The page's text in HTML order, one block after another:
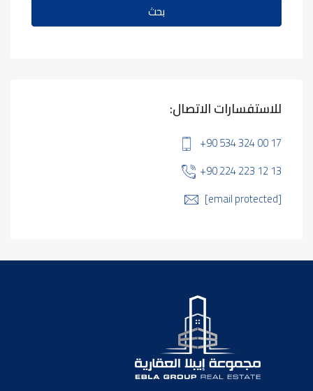
بحث
للاستفسارات الاتصال:
+90 534 324 00 17
+90 224 223 12 13
[email protected]